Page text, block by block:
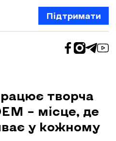
Підтримати
творча
– місце, де
у кожному